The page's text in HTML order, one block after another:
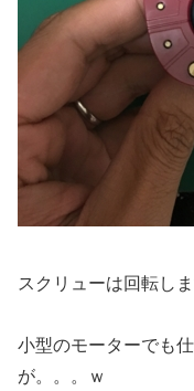
スクリューは回転しま
小型のモーターでも
が。。。ｗ